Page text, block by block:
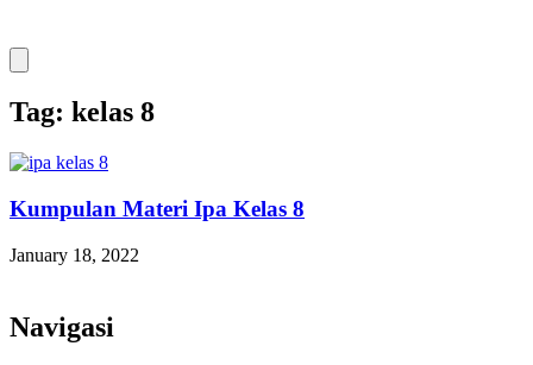
Tag: kelas 8
Kumpulan Materi Ipa Kelas 8
January 18, 2022
Navigasi